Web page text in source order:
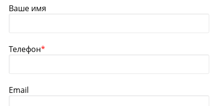
Ваше имя
Телефон*
Email